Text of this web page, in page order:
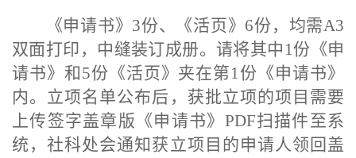
《申请书》 3份、《活页》 6份，均需A3
双面打印，中缝装订成册。请将其中1份《申
请书》和5份《活页》夹在第1份《申请书》
内。立项名单公布后，获批立项的项目需要
上传签字盖章版《申请书》PDF扫描件至系
统，社科处会通知获立项目的申请人领回盖